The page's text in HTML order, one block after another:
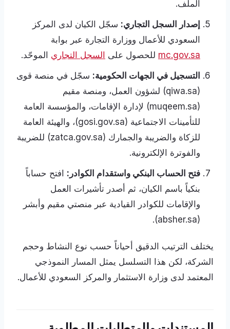
الملف.
إصدار السجل التجاري: سجّل الكيان لدى المركز
السعودي للأعمال ووزارة التجارة عبر بوابة
mc.gov.sa للحصول على السجل التجاري الموحّد.
التسجيل في الجهات الحكومية: سجّل في منصة قوى
(qiwa.sa) لشؤون العمل، ومنصة مقيم
(muqeem.sa) لإدارة الإقامات، والمؤسسة العامة
للتأمينات الاجتماعية (gosi.gov.sa)، والهيئة العامة
للزكاة والضريبة والجمارك (zatca.gov.sa) للضريبة
والفوترة الإلكترونية.
فتح الحساب البنكي واستقدام الكوادر: افتح حساباً
بنكياً باسم الكيان، ثم أصدر تأشيرات العمل
والإقامات للكوادر القيادية عبر منصتي مقيم وأبشر
(absher.sa).
يختلف الترتيب الدقيق أحياناً حسب نوع النشاط وحجم
الشركة، لكن هذا التسلسل يمثل المسار النموذجي
المعتمد لدى وزارة الاستثمار والمركز السعودي للأعمال.